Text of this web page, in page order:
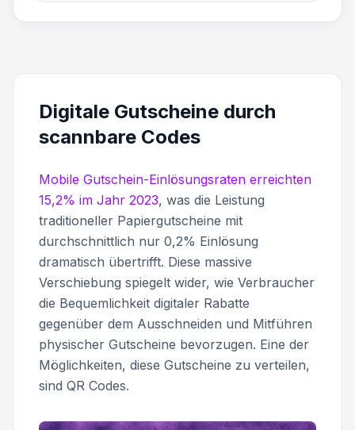
Digitale Gutscheine durch
scannbare Codes
Mobile Gutschein-Einlösungsraten erreichten
15,2% im Jahr 2023, was die Leistung
traditioneller Papiergutscheine mit
durchschnittlich nur 0,2% Einlösung
dramatisch übertrifft. Diese massive
Verschiebung spiegelt wider, wie Verbraucher
die Bequemlichkeit digitaler Rabatte
gegenüber dem Ausschneiden und Mitführen
physischer Gutscheine bevorzugen. Eine der
Möglichkeiten, diese Gutscheine zu verteilen,
sind QR Codes.